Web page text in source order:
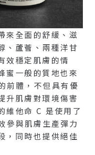
來全面的舒緩、滋
、蘆薈、兩種洋甘
效穩定肌膚的情
蜜一般的質地也來
前體，不但具有優
升肌膚對環境傷害
維他命 C 是使用了
參與肌膚生產彈力
，同時也提供絕佳